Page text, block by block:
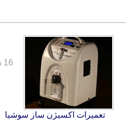
تعمیرات اکسیژن ساز سوشیا
16 دقیقه پیش